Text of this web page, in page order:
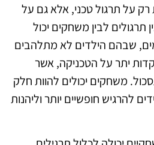
רק על תרגול טכני, אלא גם על
תרגולים לבין משחקים יכול
שבהם הילדים לא מתלהבים
יתר על הטכניקה, אשר
משחקים יכולים להוות חלק
להרגיש חופשיים יותר וליהנות